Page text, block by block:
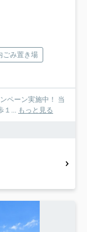
ごみ置き場
ペーン実施中！ 当
１... もっと見る